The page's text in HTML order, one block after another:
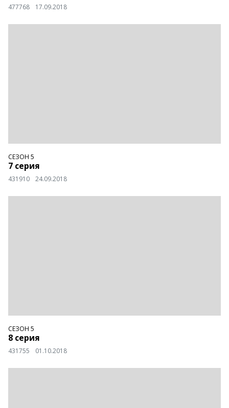
477768 17.09.2018
СЕЗОН 5
7 серия
431910 24.09.2018
СЕЗОН 5
8 серия
431755 01.10.2018